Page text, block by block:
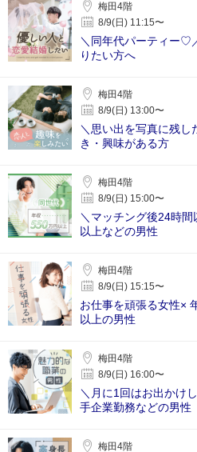
梅田4階
8/9(日) 11:15〜
＼同年代パーティー♡
りたい方へ
梅田4階
8/9(日) 13:00〜
＼思い出を写真に残
き・興味がある方
梅田4階
8/9(日) 15:00〜
＼マッチング後24時
以上などの男性
梅田4階
8/9(日) 15:15〜
お仕事を頑張る女性×
以上の男性
梅田4階
8/9(日) 16:00〜
＼月に1回はお出かけ
手企業勤務などの男性
梅田4階